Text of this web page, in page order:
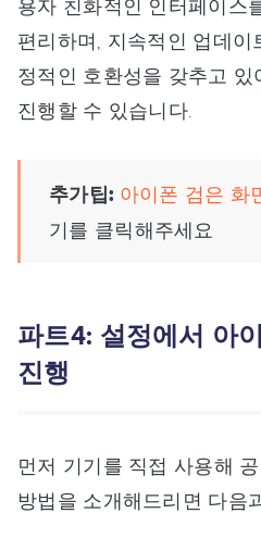
용자 친화적인 인터페이스
편리하며, 지속적인 업데
정적인 호환성을 갖추고
진행할 수 있습니다.
추가팁: 아이폰 검은 화
기를 클릭해주세요
파트4: 설정에서 아
진행
먼저 기기를 직접 사용해
방법을 소개해드리면 다음